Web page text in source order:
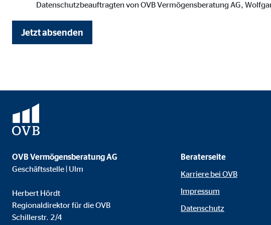
Datenschutzbeauftragten von OVB Vermögensberatung AG,
Jetzt absenden
OVB Vermögensberatung AG
Geschäftsstelle | Ulm
Herbert Hördt
Regionaldirektor für die OVB
Schillerstr. 2/4
Beraterseite
Karriere bei OVB
Impressum
Datenschutz
Anbieter: Vimeo.com, Inc.